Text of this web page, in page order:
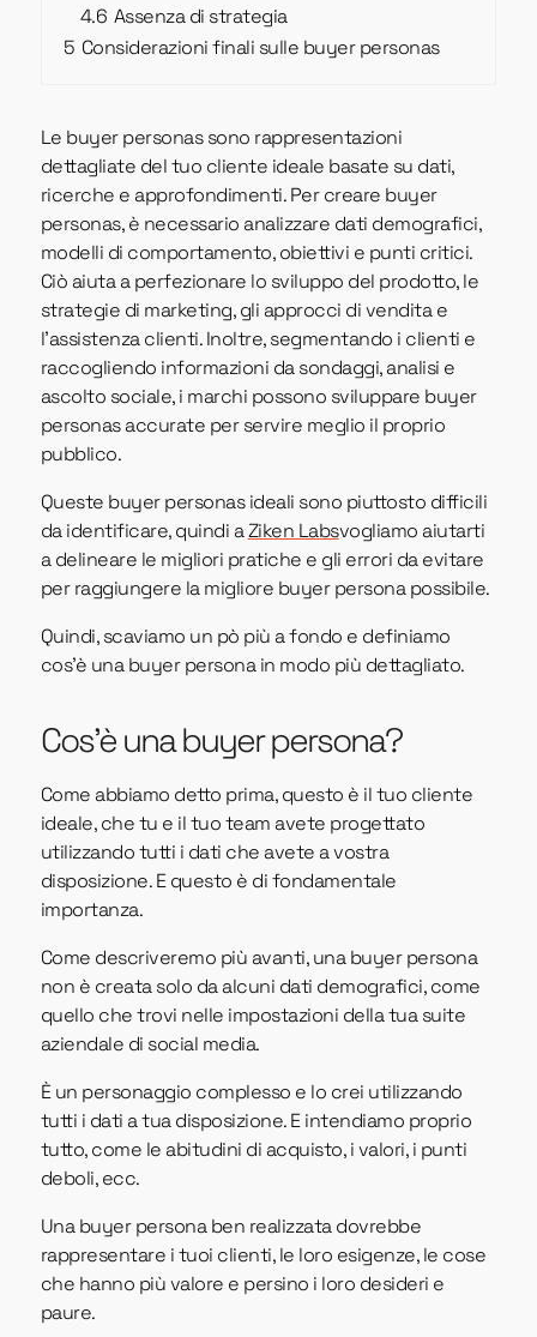
4.6 Assenza di strategia
5 Considerazioni finali sulle buyer personas
Le buyer personas sono rappresentazioni
dettagliate del tuo cliente ideale basate su dati,
ricerche e approfondimenti. Per creare buyer
personas, è necessario analizzare dati demografici,
modelli di comportamento, obiettivi e punti critici.
Ciò aiuta a perfezionare lo sviluppo del prodotto, le
strategie di marketing, gli approcci di vendita e
l'assistenza clienti. Inoltre, segmentando i clienti e
raccogliendo informazioni da sondaggi, analisi e
ascolto sociale, i marchi possono sviluppare buyer
personas accurate per servire meglio il proprio
pubblico.
Queste buyer personas ideali sono piuttosto difficili
da identificare, quindi aZiken Labsvogliamo aiutarti
a delineare le migliori pratiche e gli errori da evitare
per raggiungere la migliore buyer persona possibile.
Quindi, scaviamo un pò più a fondo e definiamo
cos'è una buyer persona in modo più dettagliato.
Cos'è una buyer persona?
Come abbiamo detto prima, questo è il tuo cliente
ideale, che tu e il tuo team avete progettato
utilizzando tutti i dati che avete a vostra
disposizione. E questo è di fondamentale
importanza.
Come descriveremo più avanti, una buyer persona
non è creata solo da alcuni dati demografici, come
quello che trovi nelle impostazioni della tua suite
aziendale di social media.
È un personaggio complesso e lo crei utilizzando
tutti i dati a tua disposizione. E intendiamo proprio
tutto, come le abitudini di acquisto, i valori, i punti
deboli, ecc.
Una buyer persona ben realizzata dovrebbe
rappresentare i tuoi clienti, le loro esigenze, le cose
che hanno più valore e persino i loro desideri e
paure.